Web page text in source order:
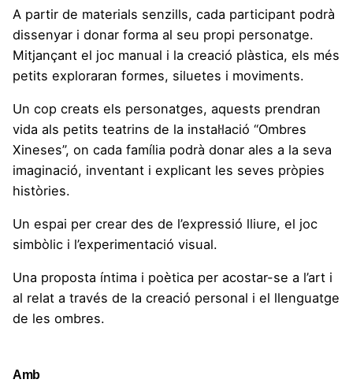
A partir de materials senzills, cada participant podrà
dissenyar i donar forma al seu propi personatge.
Mitjançant el joc manual i la creació plàstica, els més
petits exploraran formes, siluetes i moviments.
Un cop creats els personatges, aquests prendran
vida als petits teatrins de la instal·lació “Ombres
Xineses”, on cada família podrà donar ales a la seva
imaginació, inventant i explicant les seves pròpies
històries.
Un espai per crear des de l’expressió lliure, el joc
simbòlic i l’experimentació visual.
Una proposta íntima i poètica per acostar-se a l’art i
al relat a través de la creació personal i el llenguatge
de les ombres.
Amb